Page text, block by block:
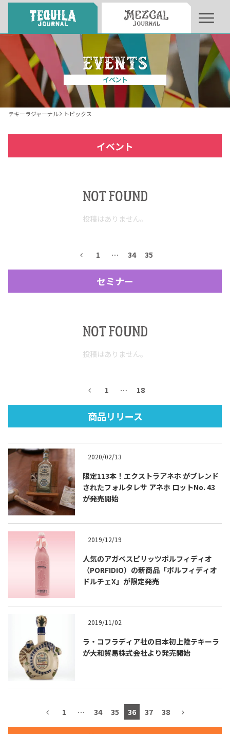
About About Tequila Journal
テキーラとは What’s Tequila
トピックス一覧 イベント一覧
Events List
お問合せ
Contact
テキーラ・メスカルが飲める
Tequila Journal SNS 在日メキシコ大使館 SNS
イベント
テキーラジャーナル トピックス
イベント
NOT FOUND
投稿はありません。
1 … 34 35
セミナー
NOT FOUND
投稿はありません。
1 … 18
商品リリース
2020/02/13
限定113本！エクストラアネホ がブレンド
されたフォルタレサ アネホ ロットNo. 43
が発売開始
2019/12/19
人気のアガベスピリッツポルフィディオ
（PORFIDIO）の新商品「ポルフィディオ
ドルチェX」が限定発売
2019/11/02
ラ・コフラディア社の日本初上陸テキーラ
が大和貿易株式会社より発売開始
1 … 34 35 36 37 38